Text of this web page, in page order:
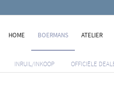
HOME BOERMANS ATELIER
INRUIL/INKOOP OFFICIËLE